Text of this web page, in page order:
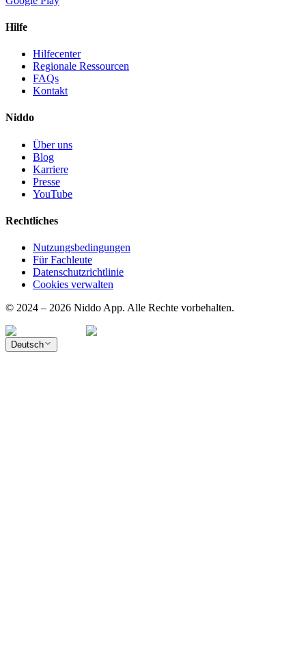
Hilfe
Hilfecenter
Regionale Ressourcen
FAQs
Kontakt
Niddo
Über uns
Blog
Karriere
Presse
YouTube
Rechtliches
Nutzungsbedingungen
Für Fachleute
Datenschutzrichtlinie
Cookies verwalten
© 2024 – 2026 Niddo App. Alle Rechte vorbehalten.
Deutsch